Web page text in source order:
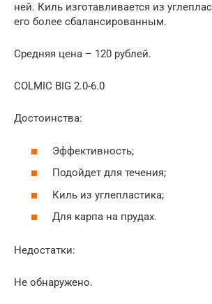
ней. Киль изготавливается из
его более сбалансированным.
Средняя цена – 120 рублей.
COLMIC BIG 2.0-6.0
Достоинства:
Эффективность;
Подойдет для течения;
Киль из углепластика;
Для карпа на прудах.
Недостатки:
Не обнаружено.